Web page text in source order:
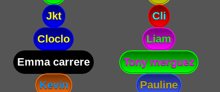
Jkt
Cli
Cloclo
Liam
Emma carrere
Tony merguez
Kevin
Pauline